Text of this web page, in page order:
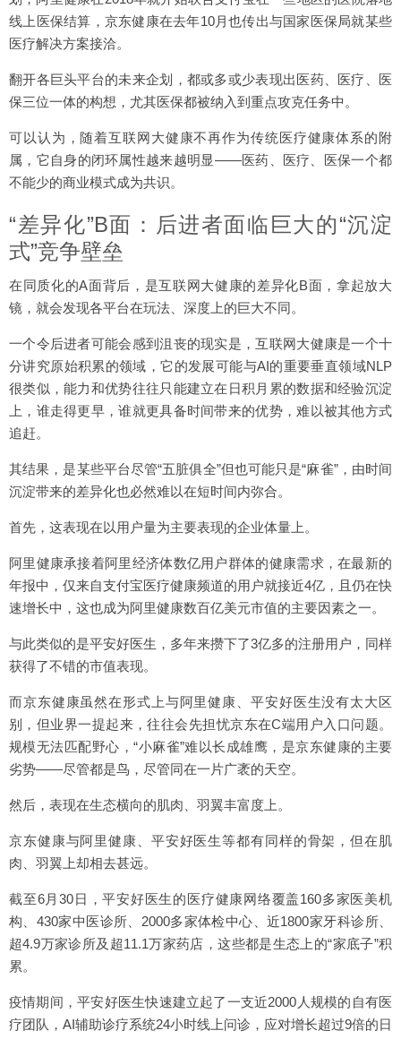
线上医保结算，京东健康在去年10月也传出与国家医保局就某些
医疗解决方案接洽。
翻开各巨头平台的未来企划，都或多或少表现出医药、医疗、医
保三位一体的构想，尤其医保都被纳入到重点攻克任务中。
可以认为，随着互联网大健康不再作为传统医疗健康体系的附
属，它自身的闭环属性越来越明显——医药、医疗、医保一个都
不能少的商业模式成为共识。
“差异化”B面：后进者面临巨大的“沉淀
式”竞争壁垒
在同质化的A面背后，是互联网大健康的差异化B面，拿起放大
镜，就会发现各平台在玩法、深度上的巨大不同。
一个令后进者可能会感到沮丧的现实是，互联网大健康是一个十
分讲究原始积累的领域，它的发展可能与AI的重要垂直领域NLP
很类似，能力和优势往往只能建立在日积月累的数据和经验沉淀
上，谁走得更早，谁就更具备时间带来的优势，难以被其他方式
追赶。
其结果，是某些平台尽管“五脏俱全”但也可能只是“麻雀”，由时间
沉淀带来的差异化也必然难以在短时间内弥合。
首先，这表现在以用户量为主要表现的企业体量上。
阿里健康承接着阿里经济体数亿用户群体的健康需求，在最新的
年报中，仅来自支付宝医疗健康频道的用户就接近4亿，且仍在快
速增长中，这也成为阿里健康数百亿美元市值的主要因素之一。
与此类似的是平安好医生，多年来攒下了3亿多的注册用户，同样
获得了不错的市值表现。
而京东健康虽然在形式上与阿里健康、平安好医生没有太大区
别，但业界一提起来，往往会先担忧京东在C端用户入口问题。
规模无法匹配野心，“小麻雀”难以长成雄鹰，是京东健康的主要
劣势——尽管都是鸟，尽管同在一片广袤的天空。
然后，表现在生态横向的肌肉、羽翼丰富度上。
京东健康与阿里健康、平安好医生等都有同样的骨架，但在肌
肉、羽翼上却相去甚远。
截至6月30日，平安好医生的医疗健康网络覆盖160多家医美机
构、430家中医诊所、2000多家体检中心、近1800家牙科诊所、
超4.9万家诊所及超11.1万家药店，这些都是生态上的“家底子”积
累。
疫情期间，平安好医生快速建立起了一支近2000人规模的自有医
疗团队，AI辅助诊疗系统24小时线上问诊，应对增长超过9倍的日